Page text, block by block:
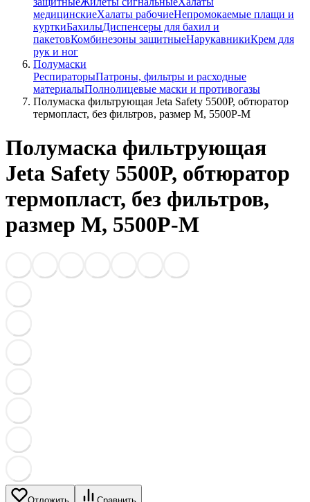
медицинскиеХалаты рабочиеНепромокаемые плащи и
курткиБахилыДиспенсеры для бахил и
пакетовКомбинезоны защитныеНарукавникиКрем для
рук и ног
Полумаски
РеспираторыПатроны, фильтры и расходные
материалыПолнолицевые маски и противогазы
Полумаска фильтрующая Jeta Safety 5500P, обтюратор
термопласт, без фильтров, размер М, 5500P-M
Полумаска фильтрующая
Jeta Safety 5500P, обтюратор
термопласт, без фильтров,
размер М, 5500P-M